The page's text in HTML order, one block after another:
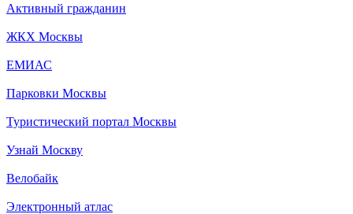
Активный гражданин
ЖКХ Москвы
ЕМИАС
Парковки Москвы
Туристический портал Москвы
Узнай Москву
Велобайк
Электронный атлас